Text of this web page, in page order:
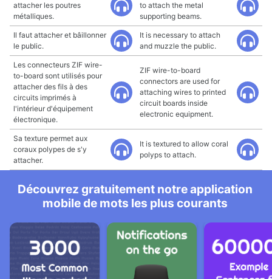
attacher les poutres
métalliques.
to attach the metal
supporting beams.
Il faut attacher et bâillonner
le public.
It is necessary to attach
and muzzle the public.
Les connecteurs ZIF wire-
to-board sont utilisés pour
attacher des fils à des
circuits imprimés à
l'intérieur d'équipement
électronique.
ZIF wire-to-board
connectors are used for
attaching wires to printed
circuit boards inside
electronic equipment.
Sa texture permet aux
coraux polypes de s'y
attacher.
It is textured to allow coral
polyps to attach.
Découvrez gratuitement notre application
mobile de mots les plus courants